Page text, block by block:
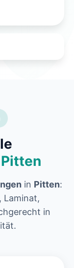
in Pitten:
Laminat,
in